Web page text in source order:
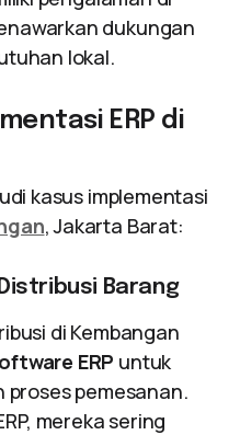
dukungan
lokal.
ERP di
kasus implementasi
, Jakarta Barat:
Barang
di Kembangan
ERP untuk
pemesanan.
mereka sering